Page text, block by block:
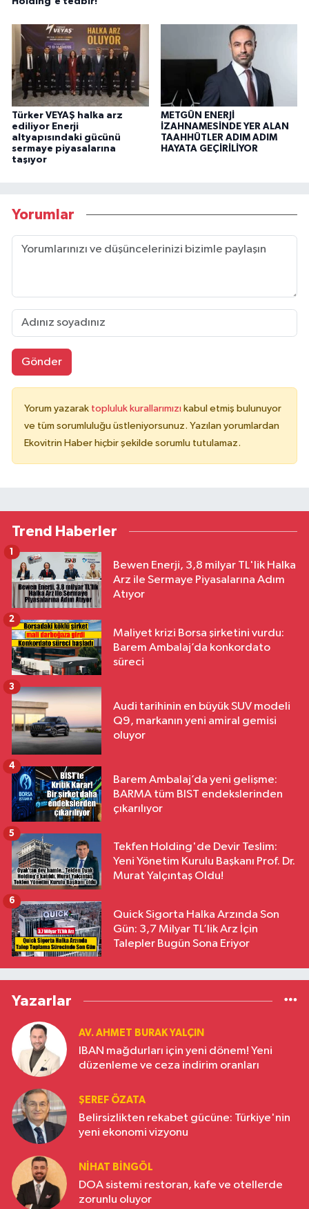
Türker VEYAŞ halka arz
ediliyor Enerji
altyapısındaki gücünü
sermaye piyasalarına
taşıyor
METGÜN ENERJİ
İZAHNAMESİNDE YER ALAN
TAAHHÜTLER ADIM ADIM
HAYATA GEÇİRİLİYOR
Yorumlar
Gönder
Yorum yazarak topluluk kurallarımızı kabul etmiş bulunuyor
ve tüm sorumluluğu üstleniyorsunuz. Yazılan yorumlardan
Ekovitrin Haber hiçbir şekilde sorumlu tutulamaz.
Trend Haberler
Bewen Enerji, 3,8 milyar TL'lik Halka
Arz ile Sermaye Piyasalarına Adım
Atıyor
1
Maliyet krizi Borsa şirketini vurdu:
Barem Ambalaj’da konkordato
süreci
2
Audi tarihinin en büyük SUV modeli
Q9, markanın yeni amiral gemisi
oluyor
3
Barem Ambalaj’da yeni gelişme:
BARMA tüm BIST endekslerinden
çıkarılıyor
4
Tekfen Holding'de Devir Teslim:
Yeni Yönetim Kurulu Başkanı Prof. Dr.
Murat Yalçıntaş Oldu!
5
Quick Sigorta Halka Arzında Son
Gün: 3,7 Milyar TL’lik Arz İçin
Talepler Bugün Sona Eriyor
6
Yazarlar
AV. AHMET BURAK YALÇIN
IBAN mağdurları için yeni dönem! Yeni
düzenleme ve ceza indirim oranları
ŞEREF ÖZATA
Belirsizlikten rekabet gücüne: Türkiye'nin
yeni ekonomi vizyonu
NIHAT BINGÖL
DOA sistemi restoran, kafe ve otellerde
zorunlu oluyor